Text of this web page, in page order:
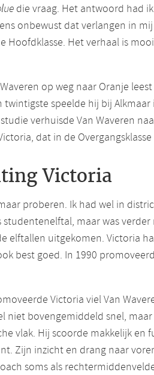
die vraag. Het antwoord had
onbewust dat verlangen in mij
Hoofdklasse. Het verhaal is
op weg naar Oranje
twintigste speelde hij bij Alkmaar
verhuisde Van Waveren
dat in de Overgangsklasse
Victoria
proberen. Ik had wel in
studentenelftal, maar was
elftallen uitgekomen. Victoria
best goed. In 1990
Victoria viel Van
niet bovengemiddeld snel,
vlak. Hij scoorde makkelijk en
Zijn inzicht en drang naar
soms als